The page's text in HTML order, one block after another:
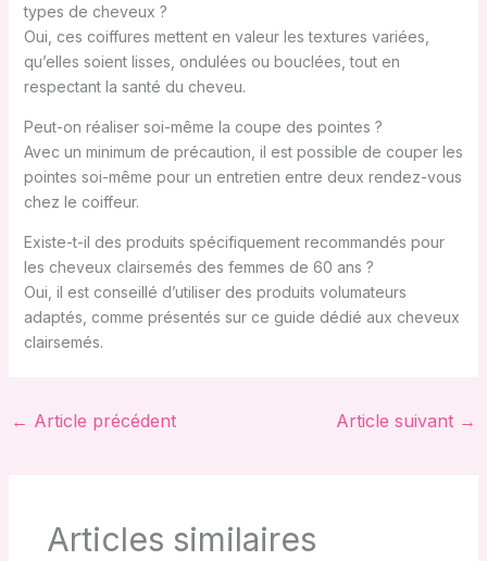
types de cheveux ?
Oui, ces coiffures mettent en valeur les textures variées,
qu’elles soient lisses, ondulées ou bouclées, tout en
respectant la santé du cheveu.
Peut-on réaliser soi-même la coupe des pointes ?
Avec un minimum de précaution, il est possible de couper les
pointes soi-même pour un entretien entre deux rendez-vous
chez le coiffeur.
Existe-t-il des produits spécifiquement recommandés pour
les cheveux clairsemés des femmes de 60 ans ?
Oui, il est conseillé d’utiliser des produits volumateurs
adaptés, comme présentés sur ce guide dédié aux cheveux
clairsemés.
← Article précédent Article suivant →
Articles similaires